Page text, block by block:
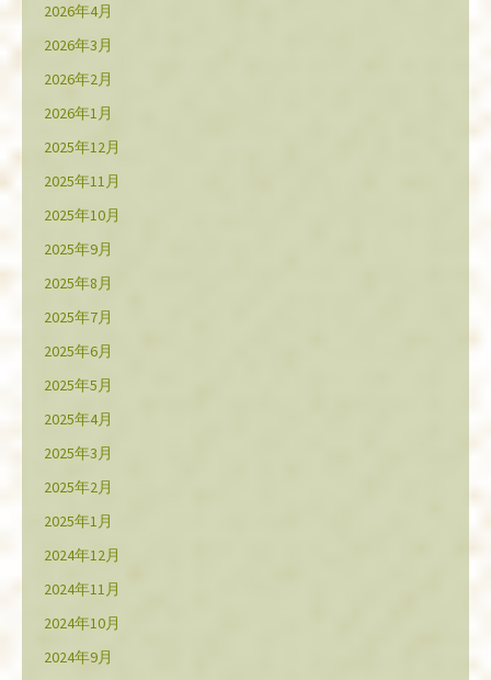
2026年4月
2026年3月
2026年2月
2026年1月
2025年12月
2025年11月
2025年10月
2025年9月
2025年8月
2025年7月
2025年6月
2025年5月
2025年4月
2025年3月
2025年2月
2025年1月
2024年12月
2024年11月
2024年10月
2024年9月